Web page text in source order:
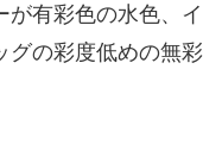
が有彩色の水色、
グの彩度低めの無